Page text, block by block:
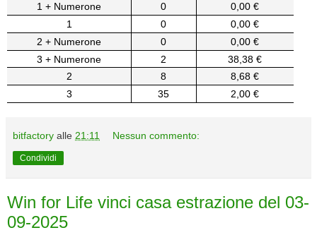
1 + Numerone
0
0,00 €
1
0
0,00 €
2 + Numerone
0
0,00 €
3 + Numerone
2
38,38 €
2
8
8,68 €
3
35 2,00 €
bitfactory alle 21:11 Nessun commento:
Condividi
Win for Life vinci casa estrazione del 03-
09-2025